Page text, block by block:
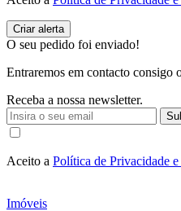
O seu pedido foi enviado!
Entraremos em contacto consigo
Receba a nossa newsletter.
Aceito a Política de Privacidade
Imóveis